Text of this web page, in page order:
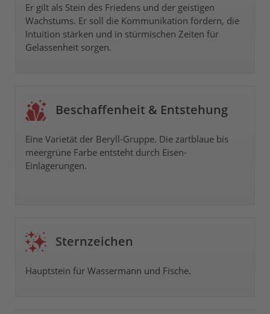
Er gilt als Stein des Friedens und der geistigen
Wachstums. Er soll die Kommunikation fördern, die
Intuition stärken und in stürmischen Zeiten für
Gelassenheit sorgen.
Beschaffenheit & Entstehung
Eine Varietät der Beryll-Gruppe. Die zartblaue bis
meergrüne Farbe entsteht durch Eisen-
Einlagerungen.
Sternzeichen
Hauptstein für Wassermann und Fische.